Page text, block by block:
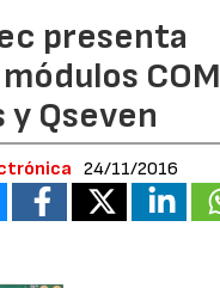
presenta
COM
y Qseven
24/11/2016